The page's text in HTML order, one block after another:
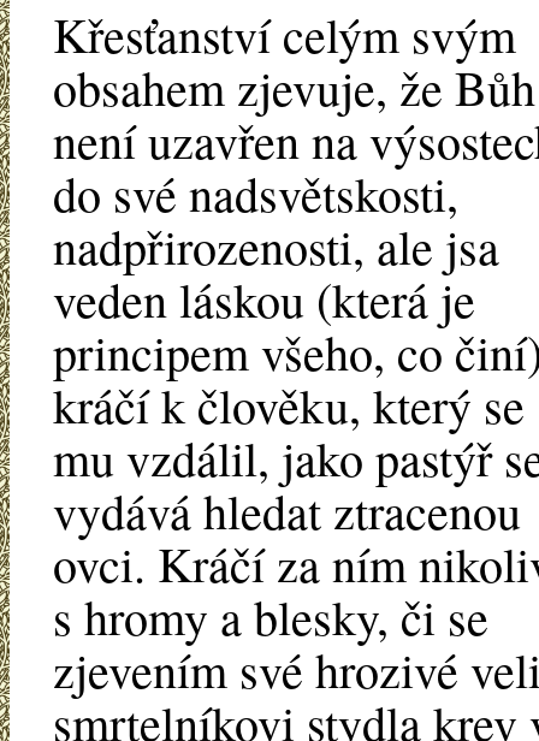
Křesťanství celým svým
obsahem zjevuje, že Bůh
není uzavřen na
do své nadsvětskosti,
nadpřirozenosti, ale jsa
veden láskou (která je
principem všeho, co
kráčí k člověku, který se
mu vzdálil, jako pastýř
vydává hledat ztracenou
ovci. Kráčí za ním
s hromy a blesky, či se
zjevením své hrozivé
smrtelníkovi stydla krev